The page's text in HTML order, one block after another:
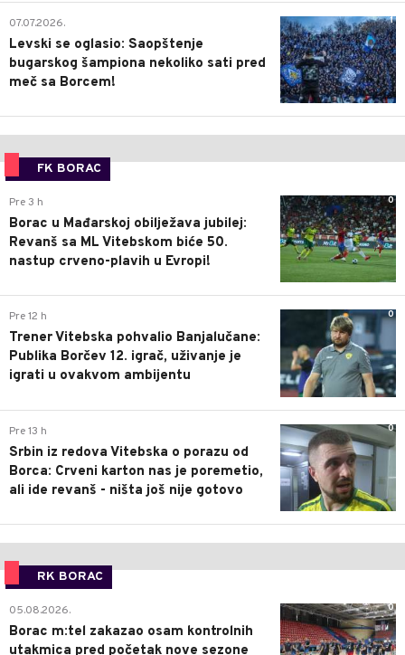
1
07.07.2026.
Levski se oglasio: Saopštenje
bugarskog šampiona nekoliko sati pred
meč sa Borcem!
FK BORAC
0
Pre 3 h
Borac u Mađarskoj obilježava jubilej:
Revanš sa ML Vitebskom biće 50.
nastup crveno-plavih u Evropi!
0
Pre 12 h
Trener Vitebska pohvalio Banjalučane:
Publika Borčev 12. igrač, uživanje je
igrati u ovakvom ambijentu
0
Pre 13 h
Srbin iz redova Vitebska o porazu od
Borca: Crveni karton nas je poremetio,
ali ide revanš - ništa još nije gotovo
RK BORAC
0
05.08.2026.
Borac m:tel zakazao osam kontrolnih
utakmica pred početak nove sezone